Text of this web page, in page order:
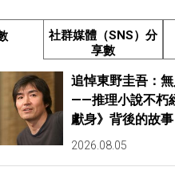
社群媒體（SNS）分
享數
追悼東野圭吾：
——推理小說不朽
獻身》背後的故事
2026.08.05